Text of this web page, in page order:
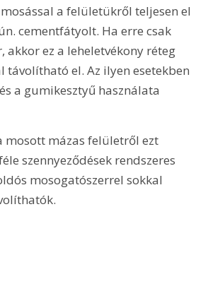
a felületükről teljesen el
cementfátyolt. Ha erre csak
akkor ez a leheletvékony réteg
távolítható el. Az ilyen esetekben
a gumikesztyű használata
mosott mázas felületről ezt
szennyeződések rendszeres
mosogatószerrel sokkal